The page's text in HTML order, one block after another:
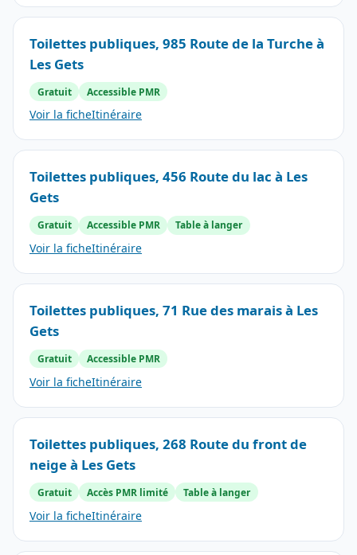
Toilettes publiques, 985 Route de la Turche à
Les Gets
Gratuit Accessible PMR
Voir la ficheItinéraire
Toilettes publiques, 456 Route du lac à Les
Gets
Gratuit Accessible PMR Table à langer
Voir la ficheItinéraire
Toilettes publiques, 71 Rue des marais à Les
Gets
Gratuit Accessible PMR
Voir la ficheItinéraire
Toilettes publiques, 268 Route du front de
neige à Les Gets
Gratuit Accès PMR limité Table à langer
Voir la ficheItinéraire